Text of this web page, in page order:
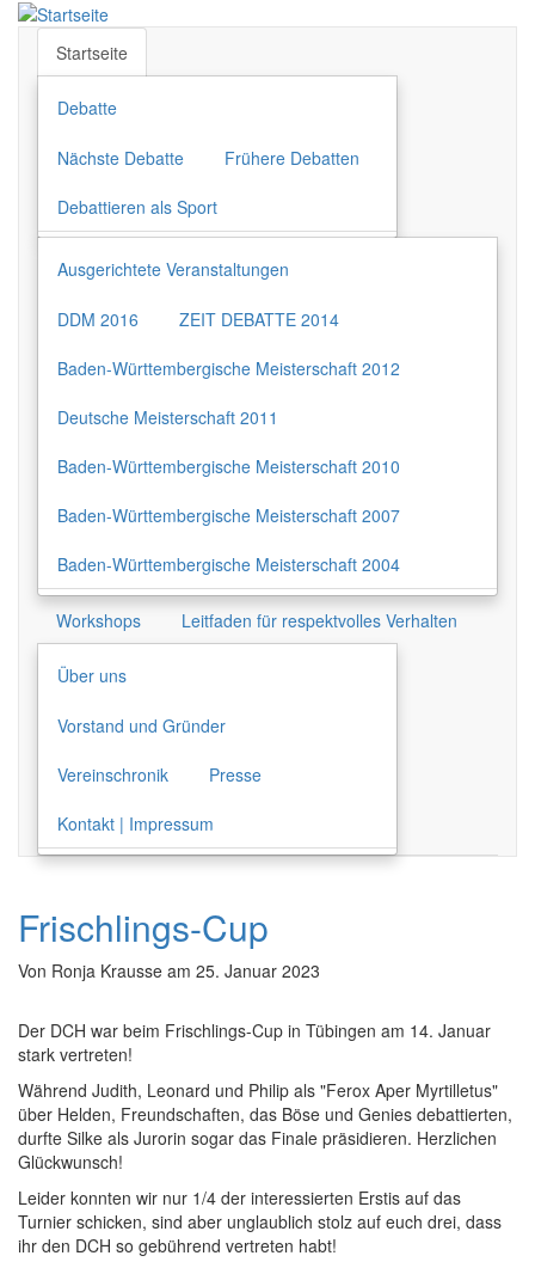
Direkt
Startseite
Debatte
Nächste Debatte Frühere Debatten
Debattieren als Sport
Ausgerichtete Veranstaltungen
DDM 2016 ZEIT DEBATTE 2014
Baden-Württembergische Meisterschaft 2012
Deutsche Meisterschaft 2011
Baden-Württembergische Meisterschaft 2010
Baden-Württembergische Meisterschaft 2007
Baden-Württembergische Meisterschaft 2004
Workshops Leitfaden für respektvolles Verhalten
Über uns
Vorstand und Gründer
Vereinschronik Presse
Kontakt | Impressum
Frischlings-Cup
Von Ronja Krausse am 25. Januar 2023
Der DCH war beim Frischlings-Cup in Tübingen am 14. Januar
stark vertreten!
Während Judith, Leonard und Philip als "Ferox Aper Myrtilletus"
über Helden, Freundschaften, das Böse und Genies debattierten,
durfte Silke als Jurorin sogar das Finale präsidieren. Herzlichen
Glückwunsch!
Leider konnten wir nur 1/4 der interessierten Erstis auf das
Turnier schicken, sind aber unglaublich stolz auf euch drei, dass
ihr den DCH so gebührend vertreten habt!